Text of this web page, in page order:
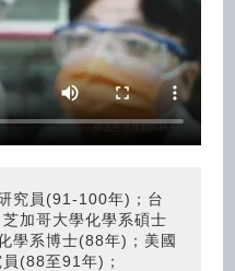
究員(91-100年)；台
加哥大學化學系碩士
學系博士(88年)；美國
(88至91年)；